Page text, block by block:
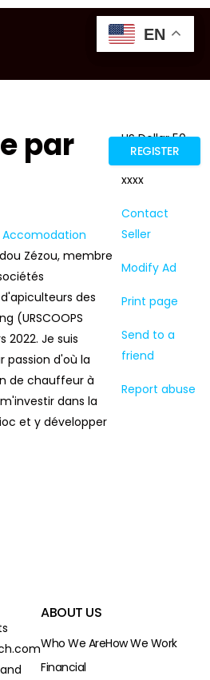
REGISTER
EN
EN
EN
par
Accomodation
Zézou, membre
des
(URSCOOPS
2022. Je suis
passion d'où la
de chauffeur à
dans la
et y développer
US Dollar 50
05xxxx xxxx
xxxx
Contact
Seller
Modify Ad
Print page
Send to a
friend
Report abuse
ABOUT US
Who We AreHow We Work
Financial